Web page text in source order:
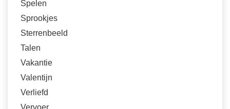
Spelen
Sprookjes
Sterrenbeeld
Talen
Vakantie
Valentijn
Verliefd